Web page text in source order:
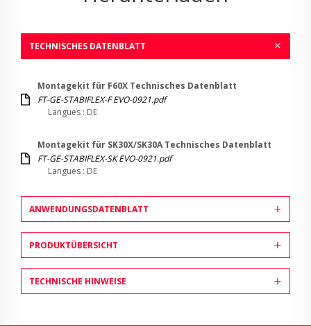
TECHNISCHES DATENBLATT
Montagekit für F60X Technisches Datenblatt
FT-GE-STABIFLEX-F EVO-0921.pdf
Langues : DE
Montagekit für SK30X/SK30A Technisches Datenblatt
FT-GE-STABIFLEX-SK EVO-0921.pdf
Langues : DE
ANWENDUNGSDATENBLATT
PRODUKTÜBERSICHT
TECHNISCHE HINWEISE